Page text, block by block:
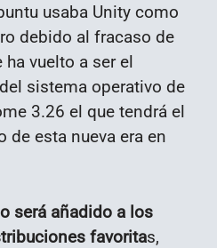
usaba Unity como
debido al fracaso de
vuelto a ser el
sistema operativo de
3.26 el que tendrá el
de esta nueva era en
será añadido a los
favoritas,